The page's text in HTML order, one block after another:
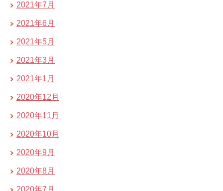
2021年7月
2021年6月
2021年5月
2021年3月
2021年1月
2020年12月
2020年11月
2020年10月
2020年9月
2020年8月